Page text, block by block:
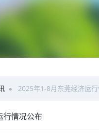
2025年1-8月东莞经济运
行情况公布